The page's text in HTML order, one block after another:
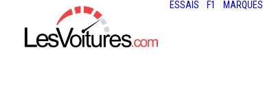
ESSAIS F1 MARQUES